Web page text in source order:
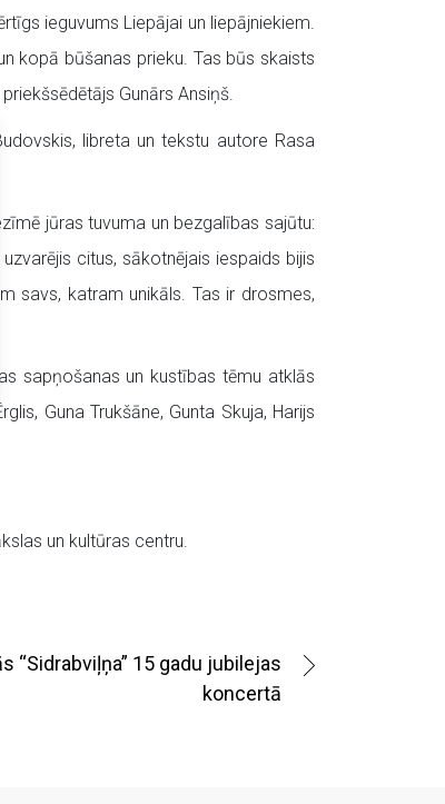
ieguvums Liepājai un liepājniekiem.
kopā būšanas prieku. Tas būs skaists
Gunārs Ansiņš.
libreta un tekstu autore Rasa
jūras tuvuma un bezgalības sajūtu:
citus, sākotnējais iespaids bijis
savs, katram unikāls. Tas ir drosmes,
sapņošanas un kustības tēmu atklās
Guna Trukšāne, Gunta Skuja, Harijs
un kultūras centru.
“Sidrabviļņa” 15 gadu jubilejas
koncertā